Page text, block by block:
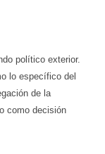
político exterior.
lo específico del
de la
como decisión